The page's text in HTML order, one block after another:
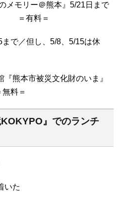
メモリー＠熊本』5/21日まで
＝有料＝
まで／但し、5/8、5/15は休
熊本市被災文化財のいま』
料＝
』でのランチ
いた